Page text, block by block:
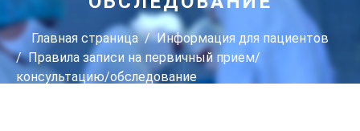
Главная страница
Информация для пациентов
Правила записи на первичный прием/
консультацию/обследование